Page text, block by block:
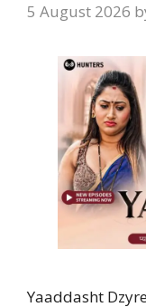
5 August 2026
Yaaddasht